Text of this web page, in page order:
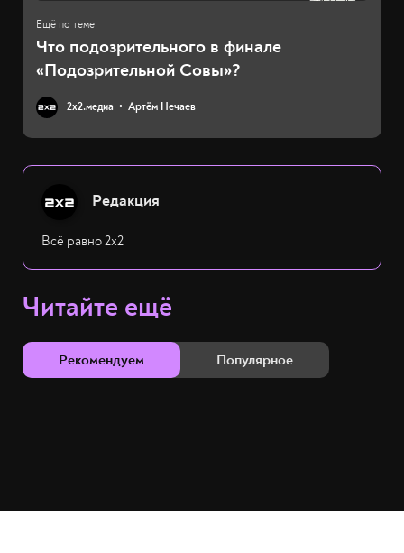
Что подозрительного в финале
«Подозрительной Совы»?
2х2.медиа Артём Нечаев
Редакция
Всё равно 2х2
Читайте ещё
Рекомендуем Популярное